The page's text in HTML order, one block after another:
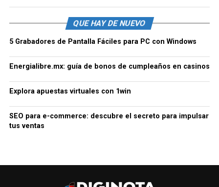
QUE HAY DE NUEVO
5 Grabadores de Pantalla Fáciles para PC con Windows
Energialibre.mx: guía de bonos de cumpleaños en casinos
Explora apuestas virtuales con 1win
SEO para e-commerce: descubre el secreto para impulsar
tus ventas